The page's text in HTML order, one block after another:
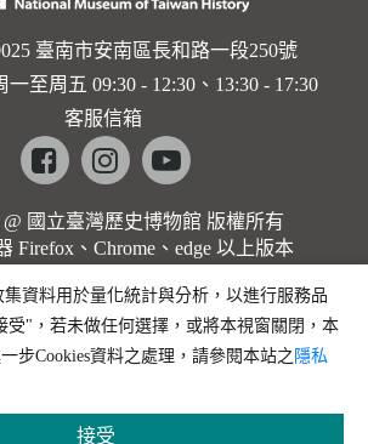
臺南市安南區長和路一段250號
至周五 09:30 - 12:30、13:30 - 17:30
客服信箱
Facebookinstagramyoutube
@ 國立臺灣歷史博物館 版權所有
Firefox、Chrome、edge 以上版本
集資料用於量化統計與分析，以進行服務品
受"，若未做任何選擇，或將本視窗關閉，本
步Cookies資料之處理，請參閱本站之 隱私
接受